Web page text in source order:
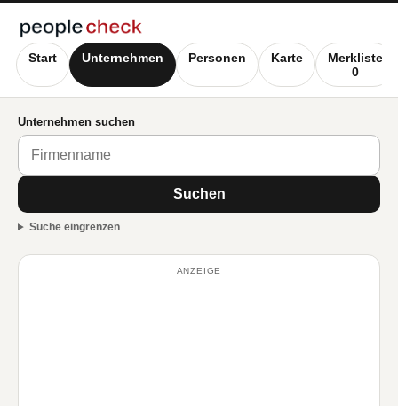
Start Unternehmen Personen Karte
Merkliste
0
Unternehmen suchen
Suchen
Suche eingrenzen
ANZEIGE